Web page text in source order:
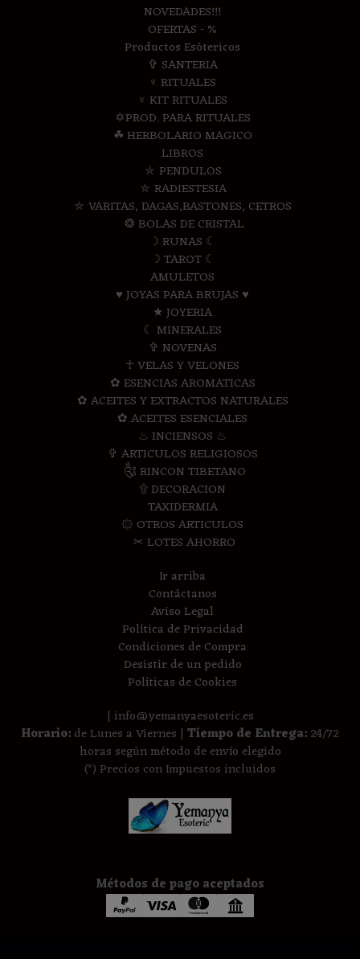
NOVEDADES!!!
OFERTAS - %
Productos Esótericos
✞ SANTERIA
♆ RITUALES
♆ KIT RITUALES
✡PROD. PARA RITUALES
☘ HERBOLARIO MAGICO
LIBROS
⛤ PENDULOS
⛤ RADIESTESIA
⛤ VARITAS, DAGAS,BASTONES, CETROS
❂ BOLAS DE CRISTAL
☽ RUNAS ☾
☽ TAROT ☾
AMULETOS
♥ JOYAS PARA BRUJAS ♥
★ JOYERIA
☾ MINERALES
✞ NOVENAS
☥ VELAS Y VELONES
✿ ESENCIAS AROMATICAS
✿ ACEITES Y EXTRACTOS NATURALES
✿ ACEITES ESENCIALES
♨ INCIENSOS ♨
✞ ARTICULOS RELIGIOSOS
༃ RINCON TIBETANO
۩ DECORACION
TAXIDERMIA
۞ OTROS ARTICULOS
✂ LOTES AHORRO
Ir arriba
Contáctanos
Aviso Legal
Política de Privacidad
Condiciones de Compra
Desistir de un pedido
Políticas de Cookies
| info@yemanyaesoteric.es
Horario:de Lunes a Viernes | Tiempo de Entrega:24/72
horas según método de envío elegido
(*) Precios con Impuestos incluidos
Métodos de pago aceptados